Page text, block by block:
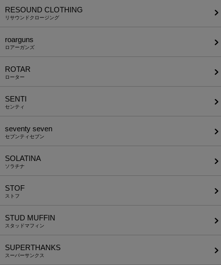
RESOUND CLOTHING
リサウンドクロージング
roarguns
ロアーガンズ
ROTAR
ローター
SENTI
センティ
seventy seven
セブンティセブン
SOLATINA
ソラチナ
STOF
ストフ
STUD MUFFIN
スタッドマフィン
SUPERTHANKS
スーパーサンクス